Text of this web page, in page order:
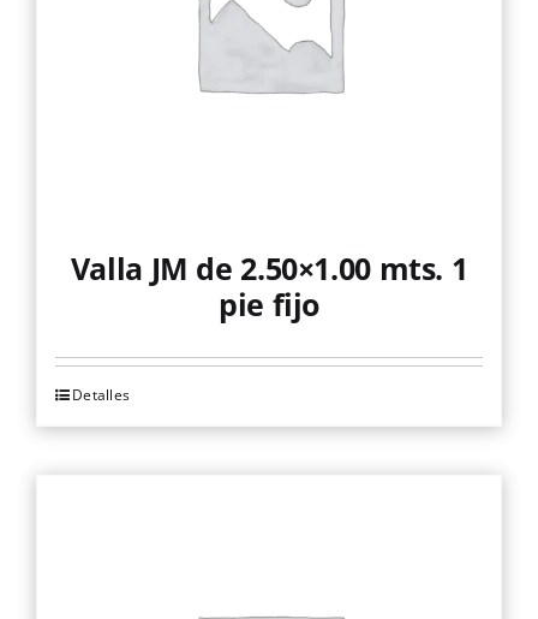
Valla JM de 2.50×1.00 mts. 1
pie fijo
Detalles